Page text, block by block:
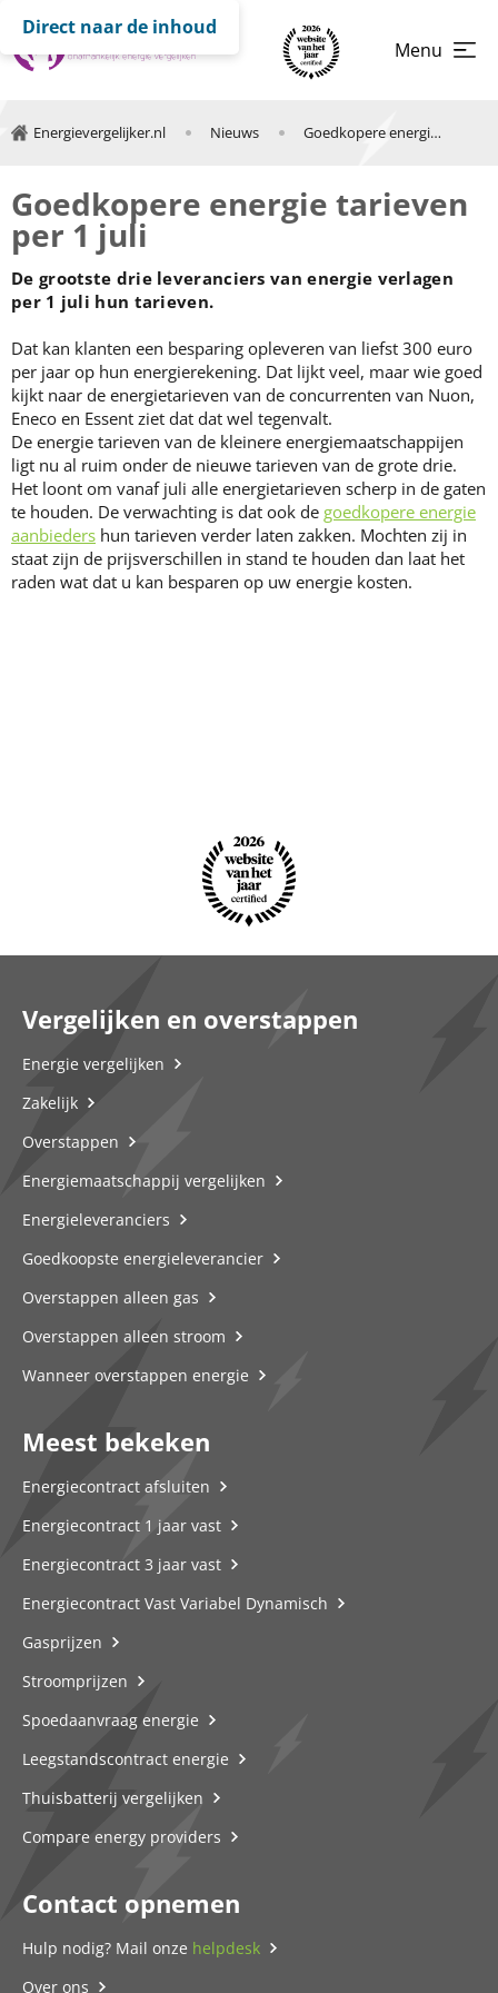
Direct naar de inhoud
Menu
Energievergelijker.nl Nieuws Goedkopere energie tarieven per 1 juli
Goedkopere energie tarieven
per 1 juli
De grootste drie leveranciers van energie verlagen
per 1 juli hun tarieven.
Dat kan klanten een besparing opleveren van liefst 300 euro
per jaar op hun energierekening. Dat lijkt veel, maar wie goed
kijkt naar de energietarieven van de concurrenten van Nuon,
Eneco en Essent ziet dat dat wel tegenvalt.
De energie tarieven van de kleinere energiemaatschappijen
ligt nu al ruim onder de nieuwe tarieven van de grote drie.
Het loont om vanaf juli alle energietarieven scherp in de gaten
te houden. De verwachting is dat ook de goedkopere energie
aanbieders hun tarieven verder laten zakken. Mochten zij in
staat zijn de prijsverschillen in stand te houden dan laat het
raden wat dat u kan besparen op uw energie kosten.
Vergelijken en overstappen
Energie vergelijken
Zakelijk
Overstappen
Energiemaatschappij vergelijken
Energieleveranciers
Goedkoopste energieleverancier
Overstappen alleen gas
Overstappen alleen stroom
Wanneer overstappen energie
Meest bekeken
Energiecontract afsluiten
Energiecontract 1 jaar vast
Energiecontract 3 jaar vast
Energiecontract Vast Variabel Dynamisch
Gasprijzen
Stroomprijzen
Spoedaanvraag energie
Leegstandscontract energie
Thuisbatterij vergelijken
Compare energy providers
Contact opnemen
Hulp nodig? Mail onze helpdesk
Over ons